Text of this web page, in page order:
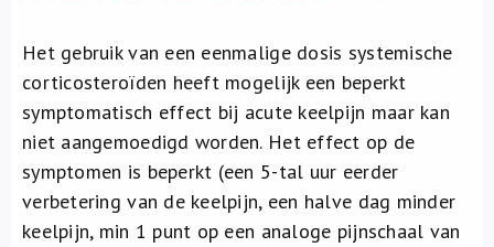
Het gebruik van een eenmalige dosis systemische
corticosteroïden heeft mogelijk een beperkt
symptomatisch effect bij acute keelpijn maar kan
niet aangemoedigd worden. Het effect op de
symptomen is beperkt (een 5-tal uur eerder
verbetering van de keelpijn, een halve dag minder
keelpijn, min 1 punt op een analoge pijnschaal van